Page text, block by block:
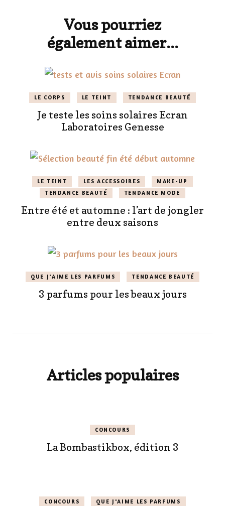
Vous pourriez
également aimer...
LE CORPS LE TEINT TENDANCE BEAUTÉ
Je teste les soins solaires Ecran
Laboratoires Genesse
LE TEINT LES ACCESSOIRES
MAKE-UP
TENDANCE BEAUTÉ
TENDANCE MODE
Entre été et automne : l’art de jongler
entre deux saisons
QUE J'AIME LES PARFUMS TENDANCE BEAUTÉ
3 parfums pour les beaux jours
Articles populaires
CONCOURS
La Bombastikbox, édition 3
CONCOURS QUE J'AIME LES PARFUMS